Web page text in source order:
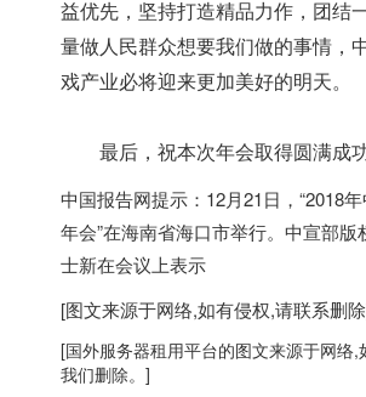
益优先，坚持打造精品力作，团结
量做人民群众想要我们做的事情，
戏产业必将迎来更加美好的明天。
最后，祝本次年会取得圆满成功
中国报告网提示：12月21日，“2018
年会”在海南省海口市举行。中宣部版
士新在会议上表示
[图文来源于网络,如有侵权,请联系删
[国外服务器租用平台的图文来源于网络,
我们删除。]